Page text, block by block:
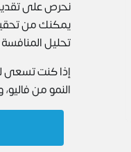
نحرص على
يمكنك من
تحليل
إذا كنت تسعى
النمو من